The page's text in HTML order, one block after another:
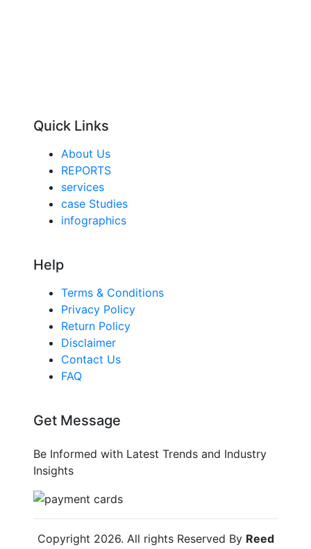
Quick Links
About Us
REPORTS
services
case Studies
infographics
Help
Terms & Conditions
Privacy Policy
Return Policy
Disclaimer
Contact Us
FAQ
Get Message
Be Informed with Latest Trends and Industry
Insights
Copyright 2026. All rights Reserved By Reed